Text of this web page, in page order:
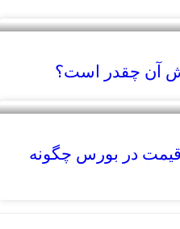
آن چقدر است؟
در بورس چگونه